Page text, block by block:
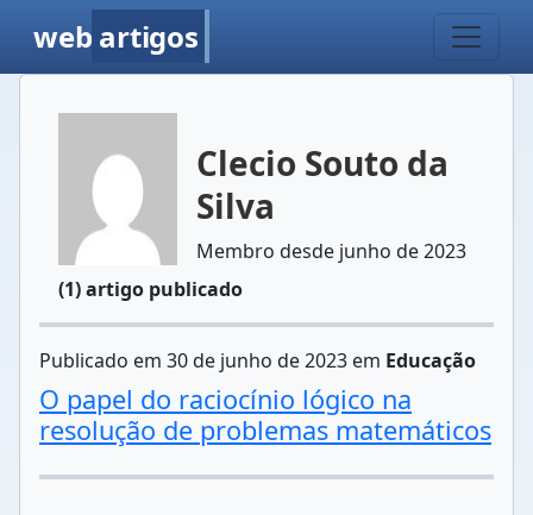
web artigos
Clecio Souto da
Silva
Membro desde junho de 2023
(1) artigo publicado
Publicado em 30 de junho de 2023 em Educação
O papel do raciocínio lógico na
resolução de problemas matemáticos